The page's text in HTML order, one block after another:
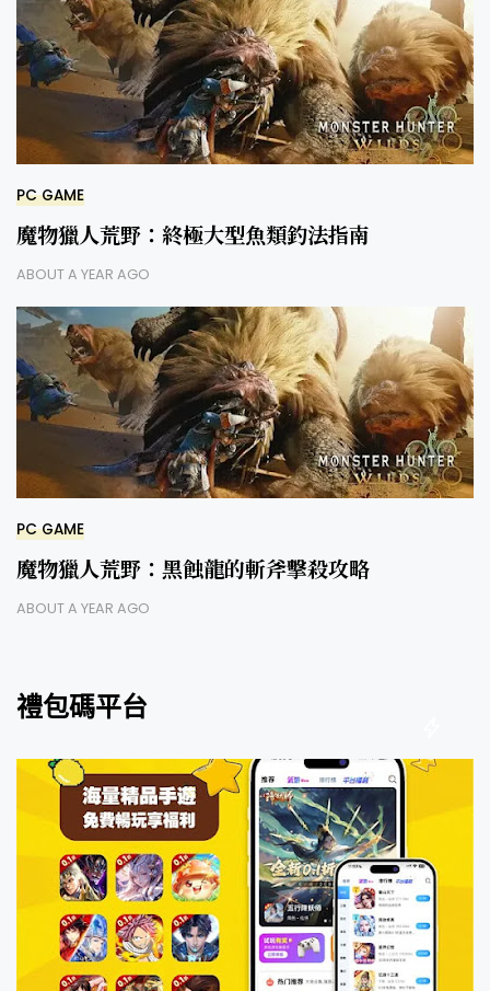
PC GAME
魔物獵人荒野：終極大型魚類釣法指南
ABOUT A YEAR AGO
PC GAME
魔物獵人荒野：黑蝕龍的斬斧擊殺攻略
ABOUT A YEAR AGO
禮包碼平台